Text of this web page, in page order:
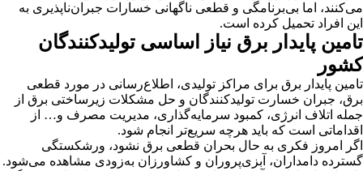
می‌کنند، اما بی‌برنامگی و قطعی ناگهانی خسارات جبران‌ناپذیری به
این افراد تحمیل کرده است.
تامین پایدار برق نیاز اساسی تولیدکنندگان
کشور
تامین پایدار برق برای مراکز تولیدی، اطلاع‌رسانی در مورد قطعی
برق، جبران خسارت تولیدکنندگان و حل مشکلات زیرساختی برق از
جمله اتلاف انرژی، کمبود سرمایه‌گذاری، مدیریت مصرف و… از
اقداماتی است که باید هرچه سریع‌تر انجام شود.
اگر امروز فکری به حال بحران قطعی برق نشود، ورشکستگی
گسترده دامداران، آبزی‌پروران و کشاورزان به‌زودی مشاهده می‌شود.